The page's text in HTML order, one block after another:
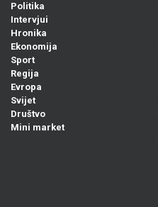
Politika
Intervjui
Hronika
Ekonomija
Sport
Regija
Evropa
Svijet
Društvo
Mini market